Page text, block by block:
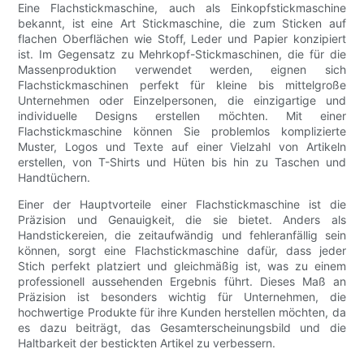
Eine Flachstickmaschine, auch als Einkopfstickmaschine
bekannt, ist eine Art Stickmaschine, die zum Sticken auf
flachen Oberflächen wie Stoff, Leder und Papier konzipiert
ist. Im Gegensatz zu Mehrkopf-Stickmaschinen, die für die
Massenproduktion verwendet werden, eignen sich
Flachstickmaschinen perfekt für kleine bis mittelgroße
Unternehmen oder Einzelpersonen, die einzigartige und
individuelle Designs erstellen möchten. Mit einer
Flachstickmaschine können Sie problemlos komplizierte
Muster, Logos und Texte auf einer Vielzahl von Artikeln
erstellen, von T-Shirts und Hüten bis hin zu Taschen und
Handtüchern.
Einer der Hauptvorteile einer Flachstickmaschine ist die
Präzision und Genauigkeit, die sie bietet. Anders als
Handstickereien, die zeitaufwändig und fehleranfällig sein
können, sorgt eine Flachstickmaschine dafür, dass jeder
Stich perfekt platziert und gleichmäßig ist, was zu einem
professionell aussehenden Ergebnis führt. Dieses Maß an
Präzision ist besonders wichtig für Unternehmen, die
hochwertige Produkte für ihre Kunden herstellen möchten, da
es dazu beiträgt, das Gesamterscheinungsbild und die
Haltbarkeit der bestickten Artikel zu verbessern.